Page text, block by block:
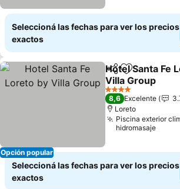
Seleccioná las fechas para ver los precios
exactos
Opción popular
Compartir
Añadir a
Hotel Santa Fe
Villa Group
4 Estrellas
8,6 Excelente
Loreto
Piscina exterior
hidromasaje
Seleccioná las fechas para ver los precios
exactos